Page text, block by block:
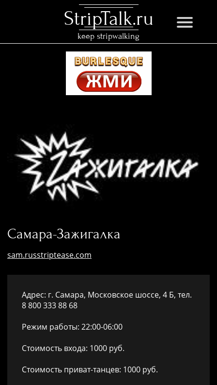
StripTalk.ru
keep stripwalking
Самара-Зажигалка
sam.russtriptease.com
Адрес: г. Самара, Московское шоссе, 4 Б, тел.
8 800 333 88 68
Режим работы: 22:00-06:00
Стоимость входа: 1000 руб.
Стоимость приват-танцев: 1000 руб.